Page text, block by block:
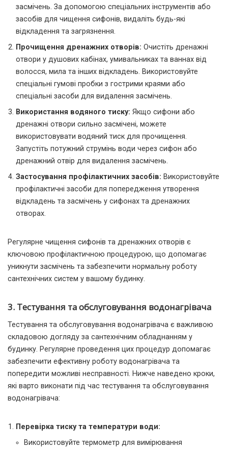
засмічень. За допомогою спеціальних інструментів або
засобів для чищення сифонів, видаліть будь-які
відкладення та загрязнення.
Прочищення дренажних отворів: Очистіть дренажні
отвори у душових кабінах, умивальниках та ваннах від
волосся, мила та інших відкладень. Використовуйте
спеціальні гумові пробки з гострими краями або
спеціальні засоби для видалення засмічень.
Використання водяного тиску: Якщо сифони або
дренажні отвори сильно засмічені, можете
використовувати водяний тиск для прочищення.
Запустіть потужний струмінь води через сифон або
дренажний отвір для видалення засмічень.
Застосування профілактичних засобів: Використовуйте
профілактичні засоби для попередження утворення
відкладень та засмічень у сифонах та дренажних
отворах.
Регулярне чищення сифонів та дренажних отворів є
ключовою профілактичною процедурою, що допомагає
уникнути засмічень та забезпечити нормальну роботу
сантехнічних систем у вашому будинку.
3. Тестування та обслуговування водонагрівача
Тестування та обслуговування водонагрівача є важливою
складовою догляду за сантехнічним обладнанням у
будинку. Регулярне проведення цих процедур допомагає
забезпечити ефективну роботу водонагрівача та
попередити можливі несправності. Нижче наведено кроки,
які варто виконати під час тестування та обслуговування
водонагрівача:
Перевірка тиску та температури води:
Використовуйте термометр для вимірювання